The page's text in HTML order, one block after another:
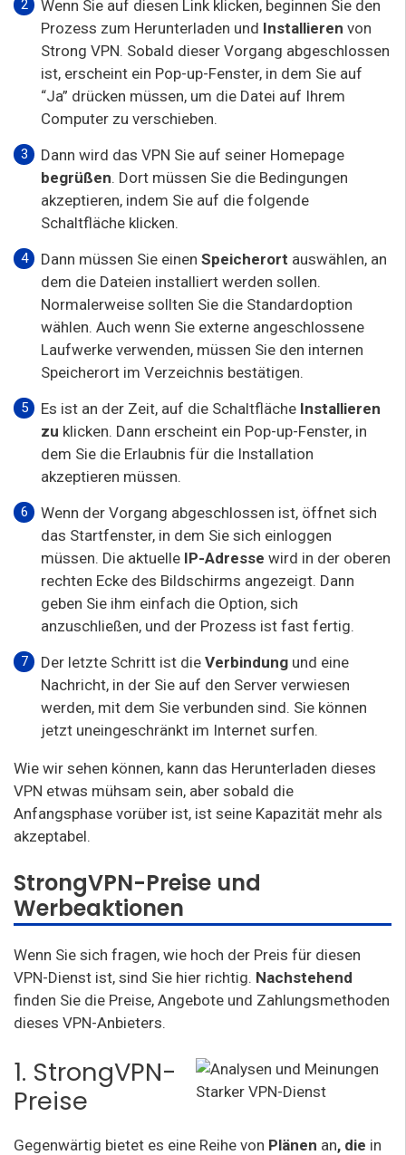
Wenn Sie auf diesen Link klicken, beginnen Sie den
Prozess zum Herunterladen und Installieren von
Strong VPN. Sobald dieser Vorgang abgeschlossen
ist, erscheint ein Pop-up-Fenster, in dem Sie auf
“Ja” drücken müssen, um die Datei auf Ihrem
Computer zu verschieben.
Dann wird das VPN Sie auf seiner Homepage
begrüßen. Dort müssen Sie die Bedingungen
akzeptieren, indem Sie auf die folgende
Schaltfläche klicken.
Dann müssen Sie einen Speicherort auswählen, an
dem die Dateien installiert werden sollen.
Normalerweise sollten Sie die Standardoption
wählen. Auch wenn Sie externe angeschlossene
Laufwerke verwenden, müssen Sie den internen
Speicherort im Verzeichnis bestätigen.
Es ist an der Zeit, auf die Schaltfläche Installieren
zu klicken. Dann erscheint ein Pop-up-Fenster, in
dem Sie die Erlaubnis für die Installation
akzeptieren müssen.
Wenn der Vorgang abgeschlossen ist, öffnet sich
das Startfenster, in dem Sie sich einloggen
müssen. Die aktuelle IP-Adresse wird in der oberen
rechten Ecke des Bildschirms angezeigt. Dann
geben Sie ihm einfach die Option, sich
anzuschließen, und der Prozess ist fast fertig.
Der letzte Schritt ist die Verbindung und eine
Nachricht, in der Sie auf den Server verwiesen
werden, mit dem Sie verbunden sind. Sie können
jetzt uneingeschränkt im Internet surfen.
Wie wir sehen können, kann das Herunterladen dieses
VPN etwas mühsam sein, aber sobald die
Anfangsphase vorüber ist, ist seine Kapazität mehr als
akzeptabel.
StrongVPN-Preise und
Werbeaktionen
Wenn Sie sich fragen, wie hoch der Preis für diesen
VPN-Dienst ist, sind Sie hier richtig. Nachstehend
finden Sie die Preise, Angebote und Zahlungsmethoden
dieses VPN-Anbieters.
1. StrongVPN-
Preise
Gegenwärtig bietet es eine Reihe von Plänen an, die in